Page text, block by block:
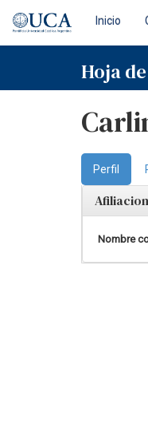
navigation
Inicio
Hoja
Perfil
Nombre